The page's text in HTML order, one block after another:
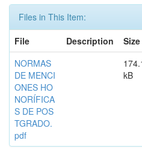
Files in This Item:
File
Description Size
NORMAS
DE MENCI
ONES HO
NORÍFICA
S DE POS
TGRADO.
pdf
kB